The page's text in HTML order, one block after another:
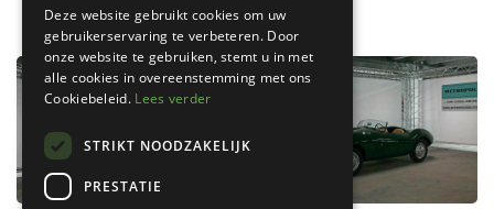
Deze website gebruikt cookies om uw
gebruikerservaring te verbeteren. Door
onze website te gebruiken, stemt u in met
alle cookies in overeenstemming met ons
Cookiebeleid. Lees verder
STRIKT NOODZAKELIJK
PRESTATIE